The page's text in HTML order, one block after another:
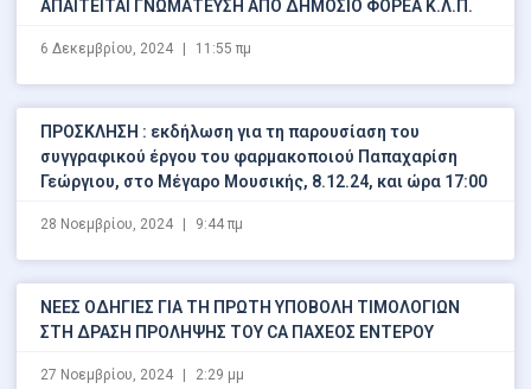
ΑΠΑΙΤΕΙΤΑΙ ΓΝΩΜΑΤΕΥΣΗ ΑΠΟ ΔΗΜΟΣΙΟ ΦΟΡΕΑ Κ.Λ.Π.
6 Δεκεμβρίου, 2024 11:55 πμ
ΠΡΟΣΚΛΗΣΗ : εκδήλωση για τη παρουσίαση του
συγγραφικού έργου του φαρμακοποιού Παπαχαρίση
Γεώργιου, στο Μέγαρο Μουσικής, 8.12.24, και ώρα 17:00
28 Νοεμβρίου, 2024 9:44 πμ
ΝΕΕΣ ΟΔΗΓΙΕΣ ΓΙΑ ΤΗ ΠΡΩΤΗ ΥΠΟΒΟΛΗ ΤΙΜΟΛΟΓΙΩΝ
ΣΤΗ ΔΡΑΣΗ ΠΡΟΛΗΨΗΣ ΤΟΥ CA ΠΑΧΕΟΣ ΕΝΤΕΡΟΥ
27 Νοεμβρίου, 2024 2:29 μμ